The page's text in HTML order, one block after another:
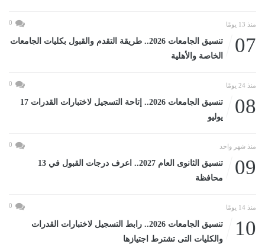
منذ 13 يومًا 0
07
تنسيق الجامعات 2026.. طريقة التقدم والقبول بكليات الجامعات
الخاصة والأهلية
منذ 24 يومًا 0
08
تنسيق الجامعات 2026.. إتاحة التسجيل لاختبارات القدرات 17
يوليو
منذ شهر واحد 0
09
تنسيق الثانوى العام 2027.. اعرف درجات القبول في 13
محافظة
منذ 14 يومًا 0
10
تنسيق الجامعات 2026.. رابط التسجيل لاختبارات القدرات
والكليات التى تشترط اجتيازها